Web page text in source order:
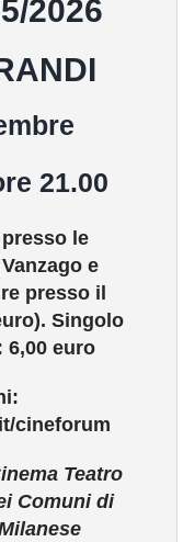
2026
21.00
le
e
presso il
Singolo
6,00 euro
cineforum
Teatro
Comuni di